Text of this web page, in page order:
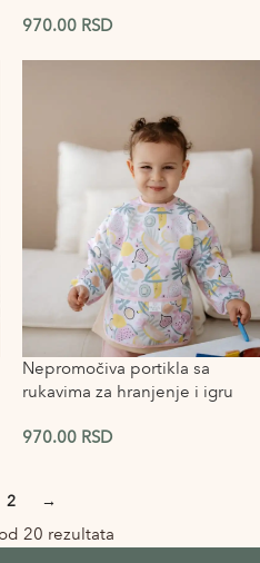
970.00 RSD
Nepromočiva portikla sa
rukavima za hranjenje i igru
970.00 RSD
2 →
20 rezultata